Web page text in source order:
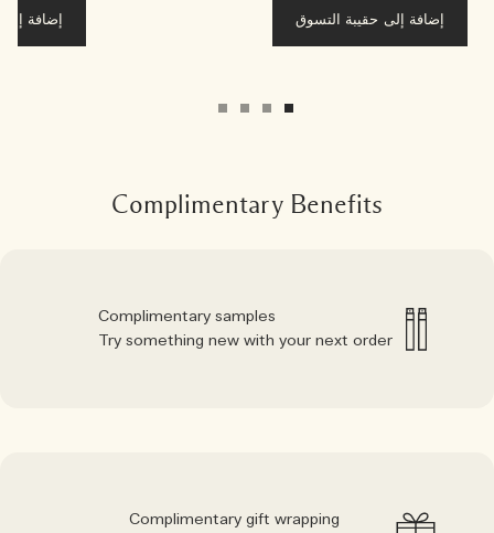
إضافة إلى حقيبة التسوق إضافة إلى
Complimentary Benefits
Complimentary samples
Try something new with your next order
Complimentary gift wrapping